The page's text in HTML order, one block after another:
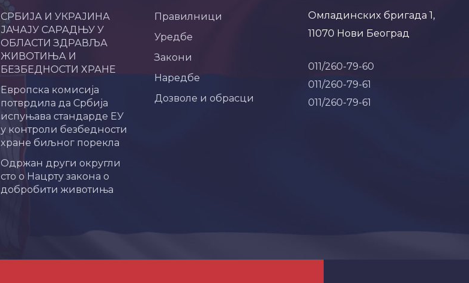
СРБИЈА И УКРАЈИНА
ЈАЧАЈУ САРАДЊУ У
ОБЛАСТИ ЗДРАВЉА
ЖИВОТИЊА И
БЕЗБЕДНОСТИ ХРАНЕ
Европска комисија
потврдила да Србија
испуњава стандарде ЕУ
у контроли безбедности
хране биљног порекла
Одржан други округли
сто о Нацрту закона о
добробити животиња
Правилници
Уредбе
Закони
Наредбе
Дозволе и обрасци
Омладинских бригада 1,
11070 Нови Београд
011/260-79-60
011/260-79-61
011/260-79-61